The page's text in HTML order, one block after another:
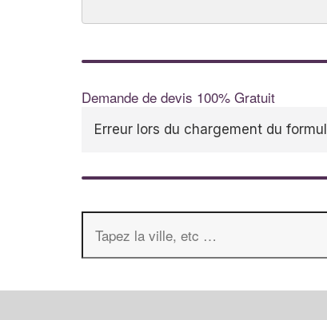
Demande de devis 100% Gratuit
Erreur lors du chargement du